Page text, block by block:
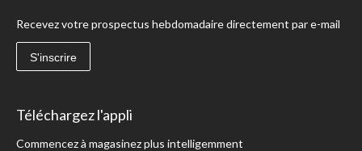
Recevez votre prospectus hebdomadaire directement par e-mail
S'inscrire
Téléchargez l'appli
Commencez à magasinez plus intelligemment